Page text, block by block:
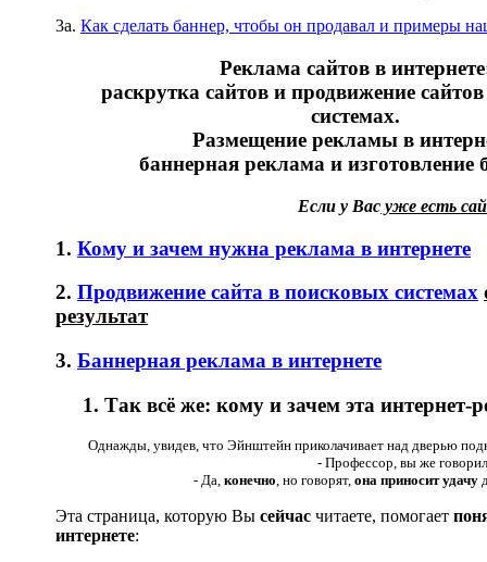
3а. Как сделать баннер, чтобы он продавал и примеры
Реклама сайтов в
раскрутка сайтов и продвижение
системах.
Размещение рекламы в
баннерная реклама и изготовление
Если у Вас уже есть
1. Кому и зачем нужна реклама в интернете
2. Продвижение сайта в поисковых системах
результат
3. Баннерная реклама в интернете
1. Так всё же: кому и зачем эта интернет-
Однажды, увидев, что Эйнштейн приколачивает над дверью
- Профессор, вы же
- Да, конечно, но говорят, она приносит удачу
Эта страница, которую Вы сейчас читаете, помогает
интернете: